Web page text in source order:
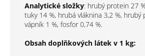
Analytické složky: hrubý protein 27
tuky 14 %, hrubá vláknina 3,2 %, hrubý
vápník 1 %, fosfor 0,74 %.
Obsah doplňkových látek v 1 kg: